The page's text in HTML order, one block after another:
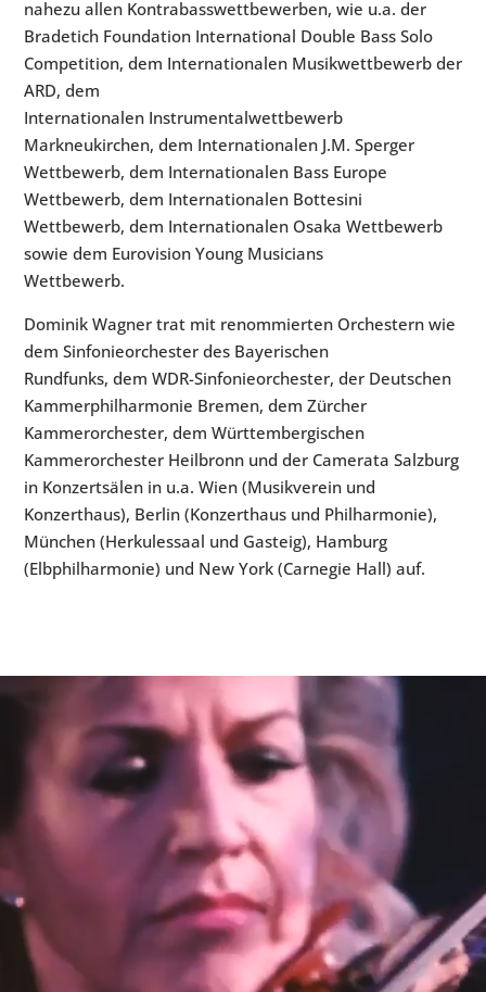
nahezu allen Kontrabasswettbewerben, wie u.a. der
Bradetich Foundation International Double Bass Solo
Competition, dem Internationalen Musikwettbewerb der
ARD, dem
Internationalen Instrumentalwettbewerb
Markneukirchen, dem Internationalen J.M. Sperger
Wettbewerb, dem Internationalen Bass Europe
Wettbewerb, dem Internationalen Bottesini
Wettbewerb, dem Internationalen Osaka Wettbewerb
sowie dem Eurovision Young Musicians
Wettbewerb.
Dominik Wagner trat mit renommierten Orchestern wie
dem Sinfonieorchester des Bayerischen
Rundfunks, dem WDR-Sinfonieorchester, der Deutschen
Kammerphilharmonie Bremen, dem Zürcher
Kammerorchester, dem Württembergischen
Kammerorchester Heilbronn und der Camerata Salzburg
in Konzertsälen in u.a. Wien (Musikverein und
Konzerthaus), Berlin (Konzerthaus und Philharmonie),
München (Herkulessaal und Gasteig), Hamburg
(Elbphilharmonie) und New York (Carnegie Hall) auf.